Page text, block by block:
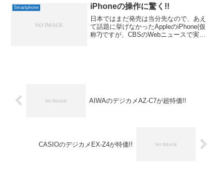
お値段も安か...
Smartphone iPhoneの操作に驚く!!
日本ではまだ発売は当分先なので、あえ
て話題に挙げなかったAppleのiPhone(仮
称?)ですが、CBSのWebニュースで実際
AIWAのデジカメAZ-C7が超特価!!
CASIOのデジカメEX-Z4が特価!!